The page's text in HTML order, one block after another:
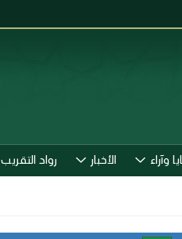
وآراء الأخبار رواد التقريب